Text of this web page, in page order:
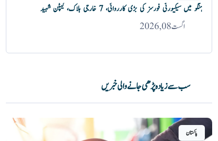
ہنگو میں سیکیورٹی فورسز کی بڑی کارروائی، 7 خارجی ہلاک، کیپٹن شہید
اگست 08, 2026
سب سے زیادہ پڑھی جانے والی خبریں
پاکستان